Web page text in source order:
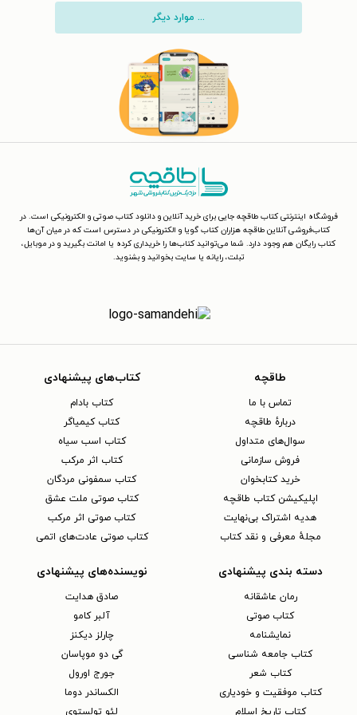
... موارد دیگر
فروشگاه اینترنتی کتاب طاقچه جایی برای خرید آنلاین و دانلود کتاب صوتی و الکترونیکی است. در
کتاب‌فروشی آنلاین طاقچه هزاران کتاب گویا و الکترونیکی در دسترس است که در میان آن‌ها
کتاب رایگان هم وجود دارد. شما می‌توانید کتاب‌ها را خریداری کرده یا امانت بگیرید و در موبایل،
تبلت، رایانه یا سایت بخوانید و بشنوید.
طاقچه
تماس با ما
دربارهٔ طاقچه
سوال‌های متداول
فروش سازمانی
خرید کتابخوان
اپلیکیشن کتاب طاقچه
هدیه اشتراک بی‌نهایت
مجلهٔ معرفی و نقد کتاب
کتاب‌های پیشنهادی
کتاب بادام
کتاب کیمیاگر
کتاب اسب سیاه
کتاب اثر مرکب
کتاب سمفونی مردگان
کتاب صوتی ملت عشق
کتاب صوتی اثر مرکب
کتاب صوتی عادت‌های اتمی
دسته بندی پیشنهادی
رمان عاشقانه
کتاب‌ صوتی
نمایشنامه
کتاب جامعه شناسی
کتاب شعر
کتاب موفقیت و خودیاری
کتاب تاریخ اسلام
نویسنده‌های پیشنهادی
صادق هدایت
آلبر کامو
چارلز دیکنز
گی دو موپاسان
جورج اورول
الکساندر دوما
لئو تولستوی